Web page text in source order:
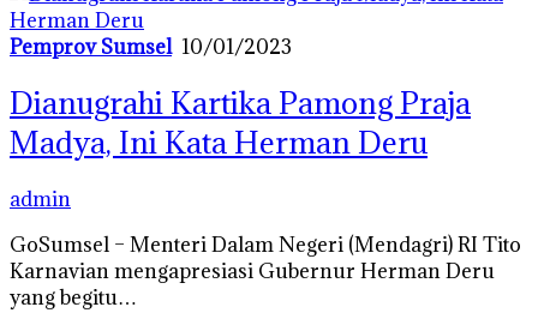
Pemprov Sumsel 10/01/2023
Dianugrahi Kartika Pamong Praja
Madya, Ini Kata Herman Deru
admin
GoSumsel – Menteri Dalam Negeri (Mendagri) RI Tito
Karnavian mengapresiasi Gubernur Herman Deru
yang begitu…